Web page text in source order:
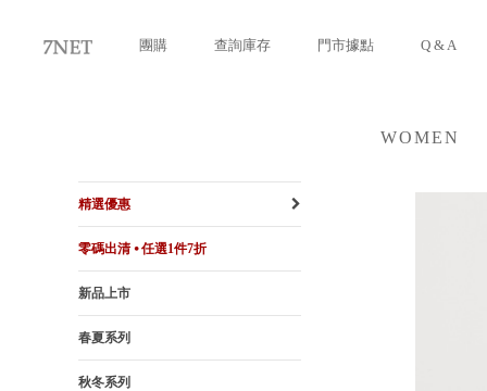
團購 查詢庫存 門市據點 Q & A
WOMEN
精選優惠
零碼出清 ⦁ 任選1件7折
新品上市
春夏系列
秋冬系列